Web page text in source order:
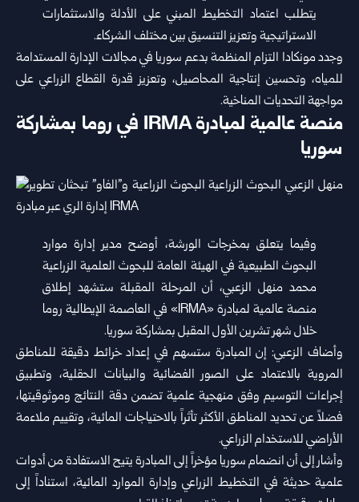
يتطلب اعتماد التخطيط المبني على الأدلة والاستثمارات
الاستراتيجية وتعزيز التنسيق بين مختلف الشركاء.
وجدد مونكادا التزام المنظمة بدعم سوريا في مجالات الإدارة المستدامة
للمياه، وتحسين إنتاجية المحاصيل، وتعزيز قدرة القطاع الزراعي على
مواجهة التحديات المناخية.
منصة عالمية لمبادرة IRMA في روما بمشاركة
سوريا
وفيما يتعلق بمخرجات الورشة، أوضح مدير إدارة موارد
البحوث الطبيعية في الهيئة العامة للبحوث العلمية الزراعية
محمد منهل الزعبي، أن المرحلة المقبلة ستشهد إطلاق
منصة عالمية لمبادرة «IRMA» في العاصمة الإيطالية روما
خلال شهر تشرين الأول المقبل بمشاركة سوريا.
وأضاف الزعبي: إن المبادرة ستسهم في إعداد خرائط دقيقة للمناطق
المروية بالاعتماد على الصور الفضائية والبيانات الحقلية، وتطبيق
إجراءات التوسيم وفق منهجية علمية تضمن دقة النتائج وموثوقيتها،
فضلاً عن تحديد المناطق الأكثر تأثراً بالاحتياجات المائية، وتقييم ملاءمة
الأراضي للاستخدام الزراعي.
وأشار إلى أن انضمام سوريا مؤخراً إلى المبادرة يتيح الاستفادة من أدوات
علمية حديثة في التخطيط الزراعي وإدارة الموارد المائية، استناداً إلى